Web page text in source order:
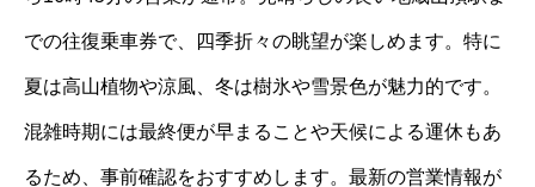
での往復乗車券で、四季折々の眺望が楽しめます。特に
夏は高山植物や涼風、冬は樹氷や雪景色が魅力的です。
混雑時期には最終便が早まることや天候による運休もあ
るため、事前確認をおすすめします。最新の営業情報が